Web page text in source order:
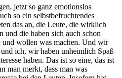
jetzt so ganz emotionslos
so ein selbstbefruchtendes
das an, die Leute, die wirklich
und die haben sich auch schon
und wollen was machen. Und wir
ich, wir haben unheimlich Spaß
haben. Das ist so eine, das ist
man merkt, dass man was